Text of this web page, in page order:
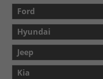
Ford
Hyundai
Jeep
Kia